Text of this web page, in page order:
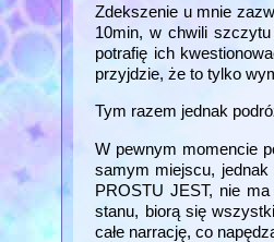
Zdekszenie u mnie
10min, w chwili
potrafię ich
przyjdzie, że to tylko
Tym razem jednak
W pewnym momencie
samym miejscu, jednak
PROSTU JEST, nie
stanu, biorą się
całe narrację, co